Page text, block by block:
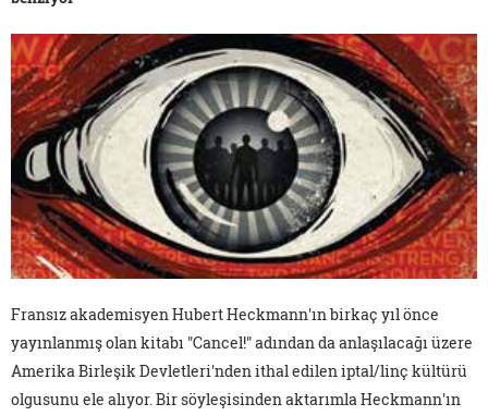
Fransız akademisyen Hubert Heckmann'ın birkaç yıl önce
yayınlanmış olan kitabı "Cancel!" adından da anlaşılacağı üzere
Amerika Birleşik Devletleri'nden ithal edilen iptal/linç kültürü
olgusunu ele alıyor. Bir söyleşisinden aktarımla Heckmann'ın